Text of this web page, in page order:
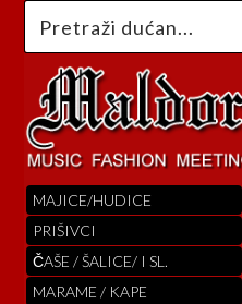
MAJICE/HUDICE
PRIŠIVCI
ČAŠE / ŠALICE/ I SL.
MARAME / KAPE